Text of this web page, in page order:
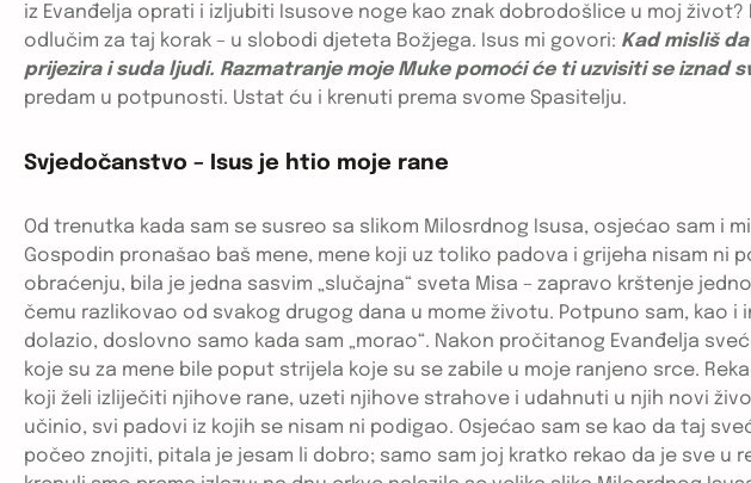
iz Evanđelja oprati i izljubiti Isusove noge kao znak dobrodošlice u moj
odlučim za taj korak – u slobodi djeteta Božjega. Isus mi govori: Kad misliš
prijezira i suda ljudi. Razmatranje moje Muke pomoći će ti uzvisiti se iznad
predam u potpunosti. Ustat ću i krenuti prema svome Spasitelju.
Svjedočanstvo – Isus je htio moje rane
Od trenutka kada sam se susreo sa slikom Milosrdnog Isusa, osjećao sam i
Gospodin pronašao baš mene, mene koji uz toliko padova i grijeha nisam ni
obraćenju, bila je jedna sasvim „slučajna“ sveta Misa – zapravo krštenje
čemu razlikovao od svakog drugog dana u mome životu. Potpuno sam, kao
dolazio, doslovno samo kada sam „morao“. Nakon pročitanog Evanđelja
koje su za mene bile poput strijela koje su se zabile u moje ranjeno srce.
koji želi izliječiti njihove rane, uzeti njihove strahove i udahnuti u njih novi
učinio, svi padovi iz kojih se nisam ni podigao. Osjećao sam se kao da taj
počeo znojiti, pitala je jesam li dobro; samo sam joj kratko rekao da je sve u